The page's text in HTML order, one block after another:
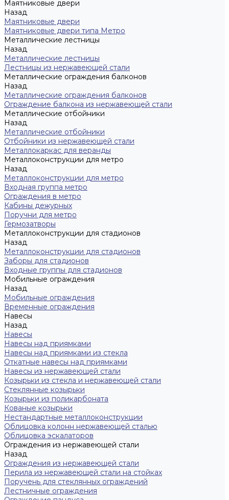
Маятниковые двери
Назад
Маятниковые двери
Маятниковые двери типа Метро
Металлические лестницы
Назад
Металлические лестницы
Лестницы из нержавеющей стали
Металлические ограждения балконов
Назад
Металлические ограждения балконов
Ограждение балкона из нержавеющей стали
Металлические отбойники
Назад
Металлические отбойники
Отбойники из нержавеющей стали
Металлокаркас для веранды
Металлоконструкции для метро
Назад
Металлоконструкции для метро
Входная группа метро
Ограждения в метро
Кабины дежурных
Поручни для метро
Гермозатворы
Металлоконструкции для стадионов
Назад
Металлоконструкции для стадионов
Заборы для стадионов
Входные группы для стадионов
Мобильные ограждения
Назад
Мобильные ограждения
Временные ограждения
Навесы
Назад
Навесы
Навесы над приямками
Навесы над приямками из стекла
Откатные навесы над приямками
Навесы из нержавеющей стали
Козырьки из стекла и нержавеющей стали
Стеклянные козырьки
Козырьки из поликарбоната
Кованые козырьки
Нестандартные металлоконструкции
Облицовка колонн нержавеющей сталью
Облицовка эскалаторов
Ограждения из нержавеющей стали
Назад
Ограждения из нержавеющей стали
Перила из нержавеющей стали на стойках
Поручень для стеклянных ограждений
Лестничные ограждения